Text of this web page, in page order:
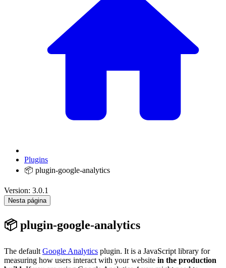
Plugins
📦 plugin-google-analytics
Version: 3.0.1
Nesta página
📦 plugin-google-analytics
The default Google Analytics plugin. It is a JavaScript library for
measuring how users interact with your website in the production